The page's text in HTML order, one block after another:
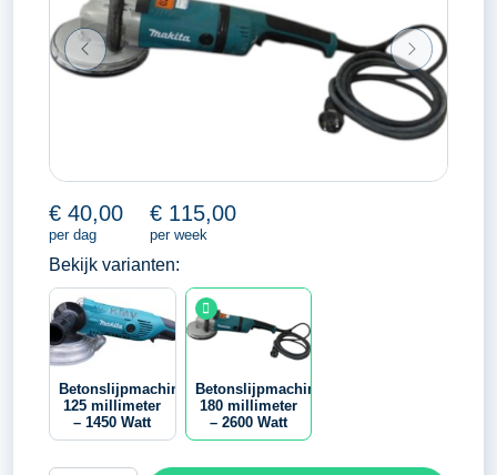
€ 40,00
per dag
€ 115,00
per week
Bekijk varianten:
Betonslijpmachine
125 millimeter
– 1450 Watt
Betonslijpmachine
180 millimeter
– 2600 Watt